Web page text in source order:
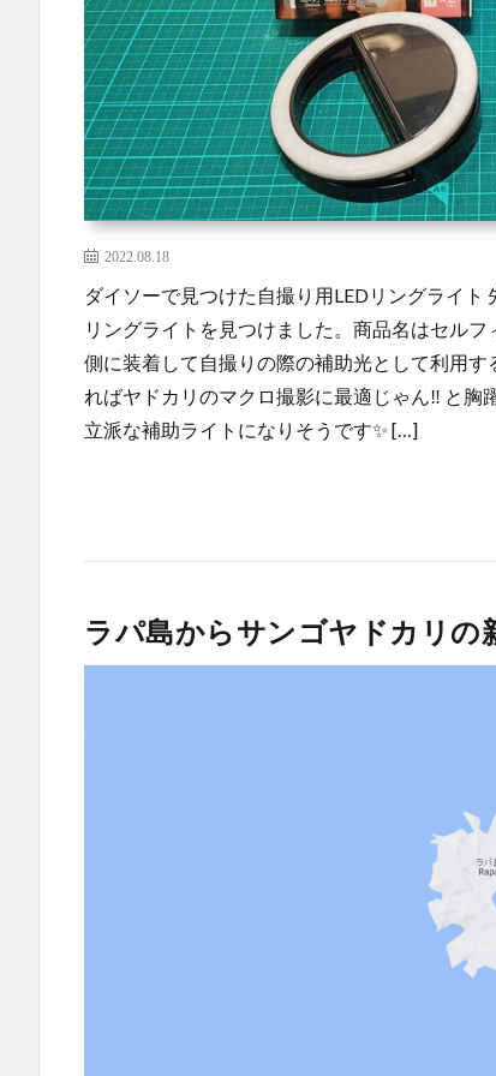
2022.08.18
ダイソーで見つけた自撮り用LEDリングライ
リングライトを見つけました。商品名はセル
側に装着して自撮りの際の補助光として利用
ればヤドカリのマクロ撮影に最適じゃん‼ と胸
立派な補助ライトになりそうです✨ […]
ラパ島からサンゴヤドカリの